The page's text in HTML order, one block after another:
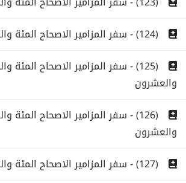
(124) - سفر المزامير الاصحاح المئة والرابع والعشرون
(125) - سفر المزامير الاصحاح المئة
والعشرون
(126) - سفر المزامير الاصحاح المئة
والعشرون
(127) - سفر المزامير الاصحاح المئة والسابع والعشرون